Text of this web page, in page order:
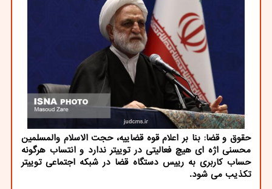
حقوق و قضا: بنا بر اعلام قوه قضاییه، حجت الاسلام والمسلمین
محسنی اژه ای هیچ فعالیتی در توییتر ندارد و انتساب هرگونه
حساب کاربری به رییس دستگاه قضا در شبکه اجتماعی توییتر
تکذیب می شود.